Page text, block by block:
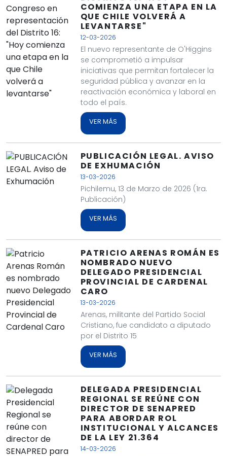
COMIENZA UNA ETAPA EN LA
QUE CHILE VOLVERÁ A
LEVANTARSE"
12-03-2026
El nuevo representante de O'Higgins
se comprometió a impulsar
iniciativas que permitan fortalecer la
seguridad pública y avanzar en la
reactivación económica y laboral en
todo el país.
VER MÁS
PUBLICACIÓN LEGAL. AVISO
DE EXHUMACIÓN
13-03-2026
Pichilemu, 13 de Marzo de 2026 (1ra.
Publicación)
VER MÁS
PATRICIO ARENAS ROMÁN ES
NOMBRADO NUEVO
DELEGADO PRESIDENCIAL
PROVINCIAL DE CARDENAL
CARO
13-03-2026
Arenas, militante del Partido Social
Cristiano, fue candidato a diputado
por el Distrito 15
VER MÁS
DELEGADA PRESIDENCIAL
REGIONAL SE REÚNE CON
DIRECTOR DE SENAPRED
PARA ABORDAR ROL
INSTITUCIONAL Y ALCANCES
DE LA LEY 21.364
14-03-2026